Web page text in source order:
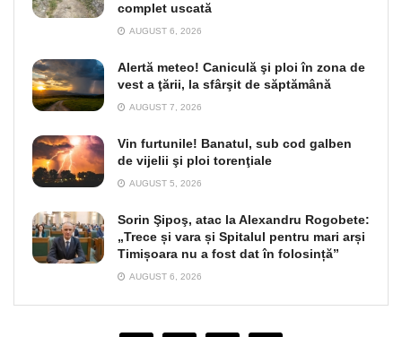
complet uscată
AUGUST 6, 2026
Alertă meteo! Caniculă şi ploi în zona de
vest a ţării, la sfârşit de săptămână
AUGUST 7, 2026
Vin furtunile! Banatul, sub cod galben
de vijelii şi ploi torenţiale
AUGUST 5, 2026
Sorin Şipoş, atac la Alexandru Rogobete:
„Trece și vara și Spitalul pentru mari arși
Timișoara nu a fost dat în folosință”
AUGUST 6, 2026